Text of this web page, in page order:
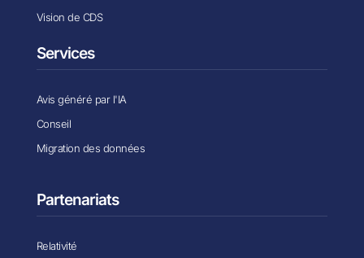
Vision de CDS
Services
Avis généré par l'IA
Conseil
Migration des données
Partenariats
Relativité